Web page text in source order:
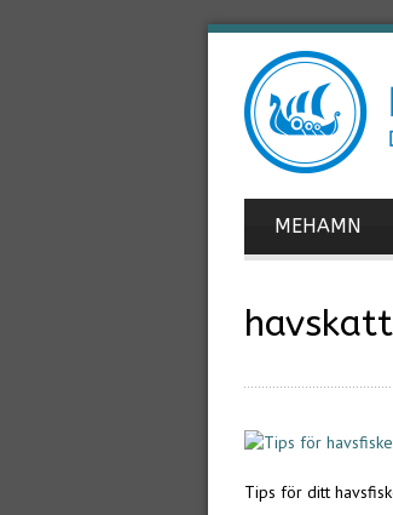
MEHAMN
Tips för ditt